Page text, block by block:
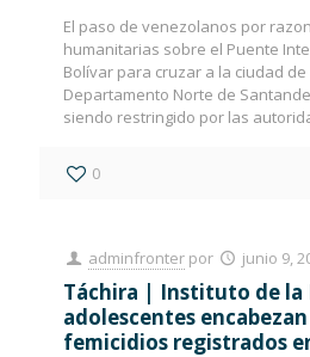
El paso de venezolanos por
humanitarias sobre el Puente
Bolívar para cruzar a la ciudad de
Departamento Norte de
siendo restringido por las
0
adminfronter por junio 9,
Táchira | Instituto de la
adolescentes
femicidios registrados